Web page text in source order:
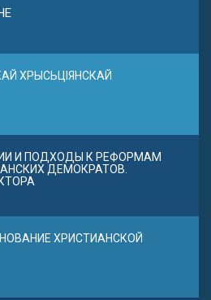
ХРЫСЬЦІЯНСКАЙ
И ПОДХОДЫ К РЕФОРМАМ
ДЕМОКРАТОВ.
ХРИСТИАНСКОЙ